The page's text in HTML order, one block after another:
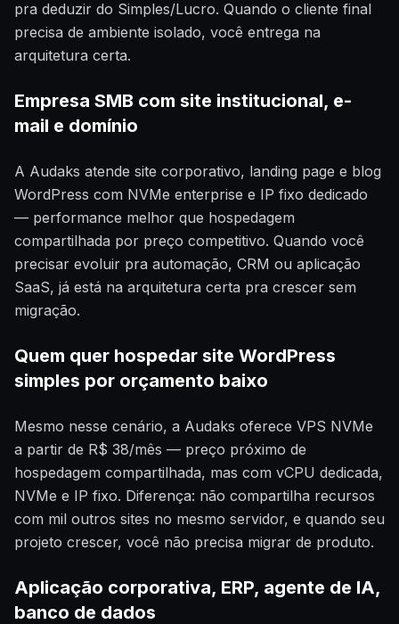
pra deduzir do Simples/Lucro. Quando o cliente final
precisa de ambiente isolado, você entrega na
arquitetura certa.
Empresa SMB com site institucional, e-
mail e domínio
A Audaks atende site corporativo, landing page e blog
WordPress com NVMe enterprise e IP fixo dedicado
— performance melhor que hospedagem
compartilhada por preço competitivo. Quando você
precisar evoluir pra automação, CRM ou aplicação
SaaS, já está na arquitetura certa pra crescer sem
migração.
Quem quer hospedar site WordPress
simples por orçamento baixo
Mesmo nesse cenário, a Audaks oferece VPS NVMe
a partir de R$ 38/mês — preço próximo de
hospedagem compartilhada, mas com vCPU dedicada,
NVMe e IP fixo. Diferença: não compartilha recursos
com mil outros sites no mesmo servidor, e quando seu
projeto crescer, você não precisa migrar de produto.
Aplicação corporativa, ERP, agente de IA,
banco de dados